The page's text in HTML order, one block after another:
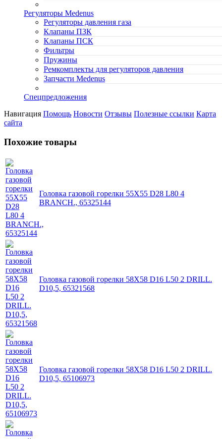
Регуляторы Medenus
Регуляторы давления газа
Клапаны ПЗК
Клапаны ПСК
Фильтры
Пружины
Ремкомплекты для регуляторов давления
Запчасти Medenus
Спецпредложения
Навигация Помощь Новости Отзывы Полезные ссылки Карта
сайта
Похожие товары
Головка газовой горелки 55X55 D28 L80 4
BRANCH., 65325144
Головка газовой горелки 58X58 D16 L50 2 DRILL.
D10,5, 65321568
Головка газовой горелки 58X58 D16 L50 2 DRILL.
D10,5, 65106973